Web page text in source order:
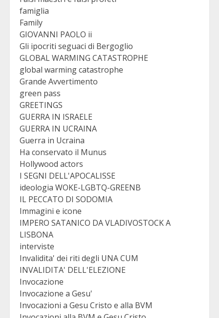
famiglia
Family
GIOVANNI PAOLO ii
Gli ipocriti seguaci di Bergoglio
GLOBAL WARMING CATASTROPHE
global warming catastrophe
Grande Avvertimento
green pass
GREETINGS
GUERRA IN ISRAELE
GUERRA IN UCRAINA
Guerra in Ucraina
Ha conservato il Munus
Hollywood actors
I SEGNI DELL'APOCALISSE
ideologia WOKE-LGBTQ-GREENB
IL PECCATO DI SODOMIA
Immagini e icone
IMPERO SATANICO DA VLADIVOSTOCK A
LISBONA
interviste
Invalidita' dei riti degli UNA CUM
INVALIDITA' DELL'ELEZIONE
Invocazione
Invocazione a Gesu'
Invocazioni a Gesu Cristo e alla BVM